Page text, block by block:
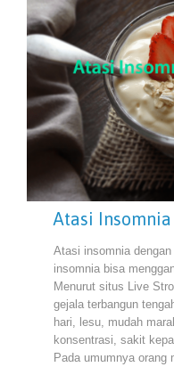
Atasi
Atasi insomnia
insomnia bisa
Menurut situs Live
gejala terbangun
hari, lesu, mudah
konsentrasi, sakit
Pada umumnya orang